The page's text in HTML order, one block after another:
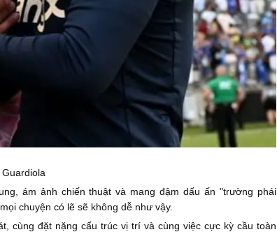
ám ảnh chiến thuật và mang đậm dấu ấn "trường phái
chuyện có lẽ sẽ không dễ như vậy.
cùng đặt nặng cấu trúc vị trí và cùng việc cực kỳ cầu toàn